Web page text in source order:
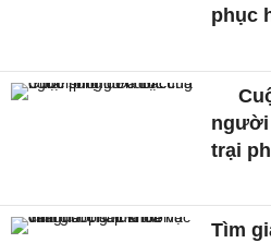
phục
người
trại
Tìm